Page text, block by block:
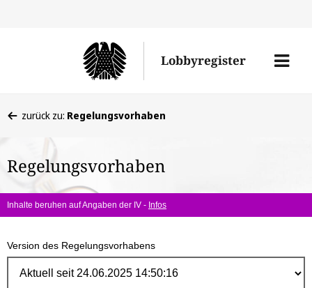
Lobbyregister
Menü
befinden
hier:
zurück zu: Regelungsvorhaben
Regelungsvorhaben
Inhalte beruhen auf Angaben der IV - Infos
Version des Regelungsvorhabens